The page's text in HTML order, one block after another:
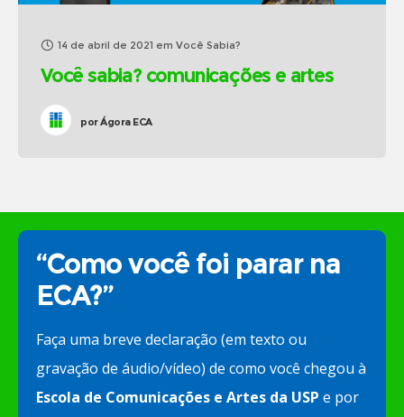
14 de abril de 2021 em Você Sabia?
Você sabia? comunicações e artes
porÁgora ECA
“Como você foi parar na
ECA?”
Faça uma breve declaração (em texto ou
gravação de áudio/vídeo) de como você chegou à
Escola de Comunicações e Artes da USP e por